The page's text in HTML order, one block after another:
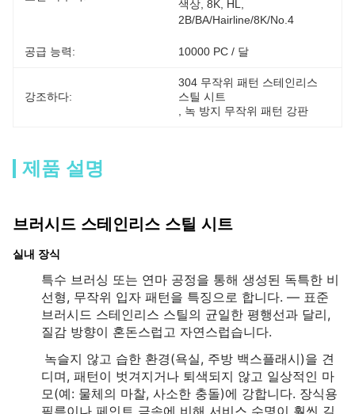
색상, 8K, HL,
2B/BA/Hairline/8K/No.4
공급 능력: 10000 PC / 달
강조하다:
304 무작위 패턴 스테인리스
스틸 시트
녹 방지 무작위 패턴 강판
제품 설명
브러시드 스테인리스 스틸 시트
실내 장식
특수 브러싱 또는 연마 공정을 통해 생성된 독특한 비
선형, 무작위 입자 패턴을 특징으로 합니다. — 표준
브러시드 스테인리스 스틸의 균일한 평행선과 달리,
질감 방향이 혼돈스럽고 자연스럽습니다.
녹슬지 않고 습한 환경(욕실, 주방 백스플래시)을 견
디며, 패턴이 벗겨지거나 퇴색되지 않고 일상적인 마
모(예: 물체의 마찰, 사소한 충돌)에 강합니다. 장식용
필름이나 페인트 금속에 비해 서비스 수명이 훨씬 길